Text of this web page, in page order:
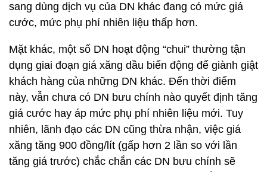
sang dùng dịch vụ của DN khác đang có mức giá
cước, mức phụ phí nhiên liệu thấp hơn.
Mặt khác, một số DN hoạt động “chui” thường tận
dụng giai đoạn giá xăng dầu biến động để giành giật
khách hàng của những DN khác. Đến thời điểm
này, vẫn chưa có DN bưu chính nào quyết định tăng
giá cước hay áp mức phụ phí nhiên liệu mới. Tuy
nhiên, lãnh đạo các DN cũng thừa nhận, việc giá
xăng tăng 900 đồng/lít (gấp hơn 2 lần so với lần
tăng giá trước) chắc chắn các DN bưu chính sẽ